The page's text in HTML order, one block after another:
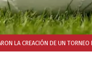
LA CREACIÓN DE UN TORNEO